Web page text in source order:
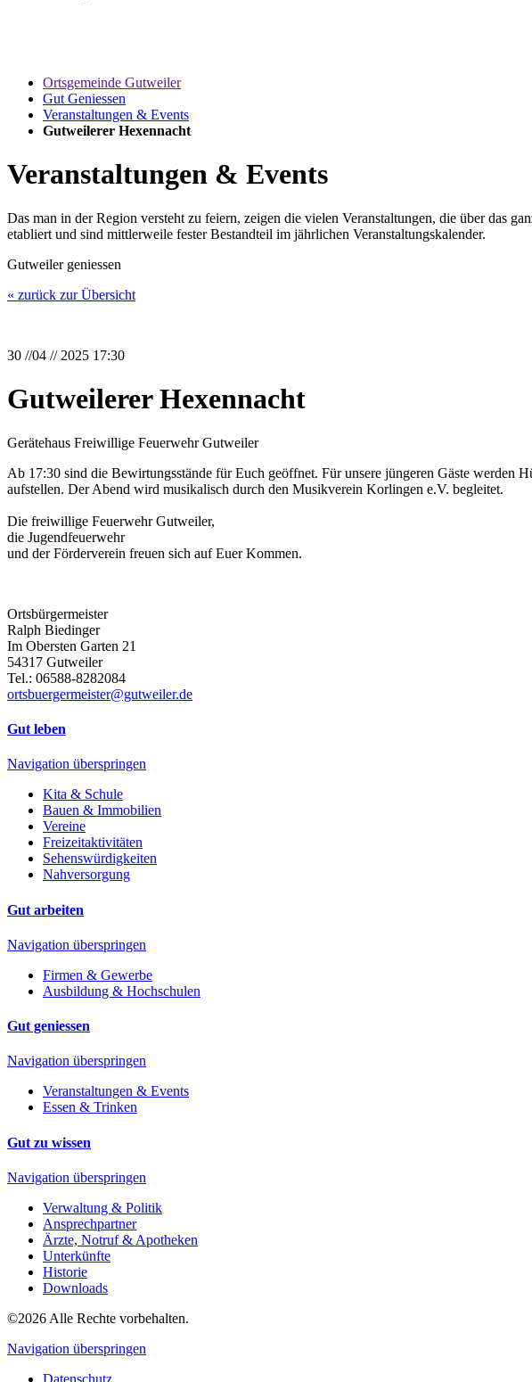
Ortsgemeinde Gutweiler
Gut Geniessen
Veranstaltungen & Events
Gutweilerer Hexennacht
Veranstaltungen & Events
Das man in der Region versteht zu feiern, zeigen die vielen Veranstaltungen, die über das
etabliert und sind mittlerweile fester Bestandteil im jährlichen Veranstaltungskalender.
Gutweiler geniessen
« zurück zur Übersicht
30 //04 // 2025 17:30
Gutweilerer Hexennacht
Gerätehaus Freiwillige Feuerwehr Gutweiler
Ab 17:30 sind die Bewirtungsstände für Euch geöffnet. Für unsere jüngeren Gäste
aufstellen. Der Abend wird musikalisch durch den Musikverein Korlingen e.V. begleitet.
Die freiwillige Feuerwehr Gutweiler,
die Jugendfeuerwehr
und der Förderverein freuen sich auf Euer Kommen.
Ortsbürgermeister
Ralph Biedinger
Im Obersten Garten 21
54317 Gutweiler
Tel.: 06588-8282084
ortsbuergermeister@gutweiler.de
Gut leben
Navigation überspringen
Kita & Schule
Bauen & Immobilien
Vereine
Freizeitaktivitäten
Sehenswürdigkeiten
Nahversorgung
Gut arbeiten
Navigation überspringen
Firmen & Gewerbe
Ausbildung & Hochschulen
Gut geniessen
Navigation überspringen
Veranstaltungen & Events
Essen & Trinken
Gut zu wissen
Navigation überspringen
Verwaltung & Politik
Ansprechpartner
Ärzte, Notruf & Apotheken
Unterkünfte
Historie
Downloads
©2026 Alle Rechte vorbehalten.
Navigation überspringen
Datenschutz